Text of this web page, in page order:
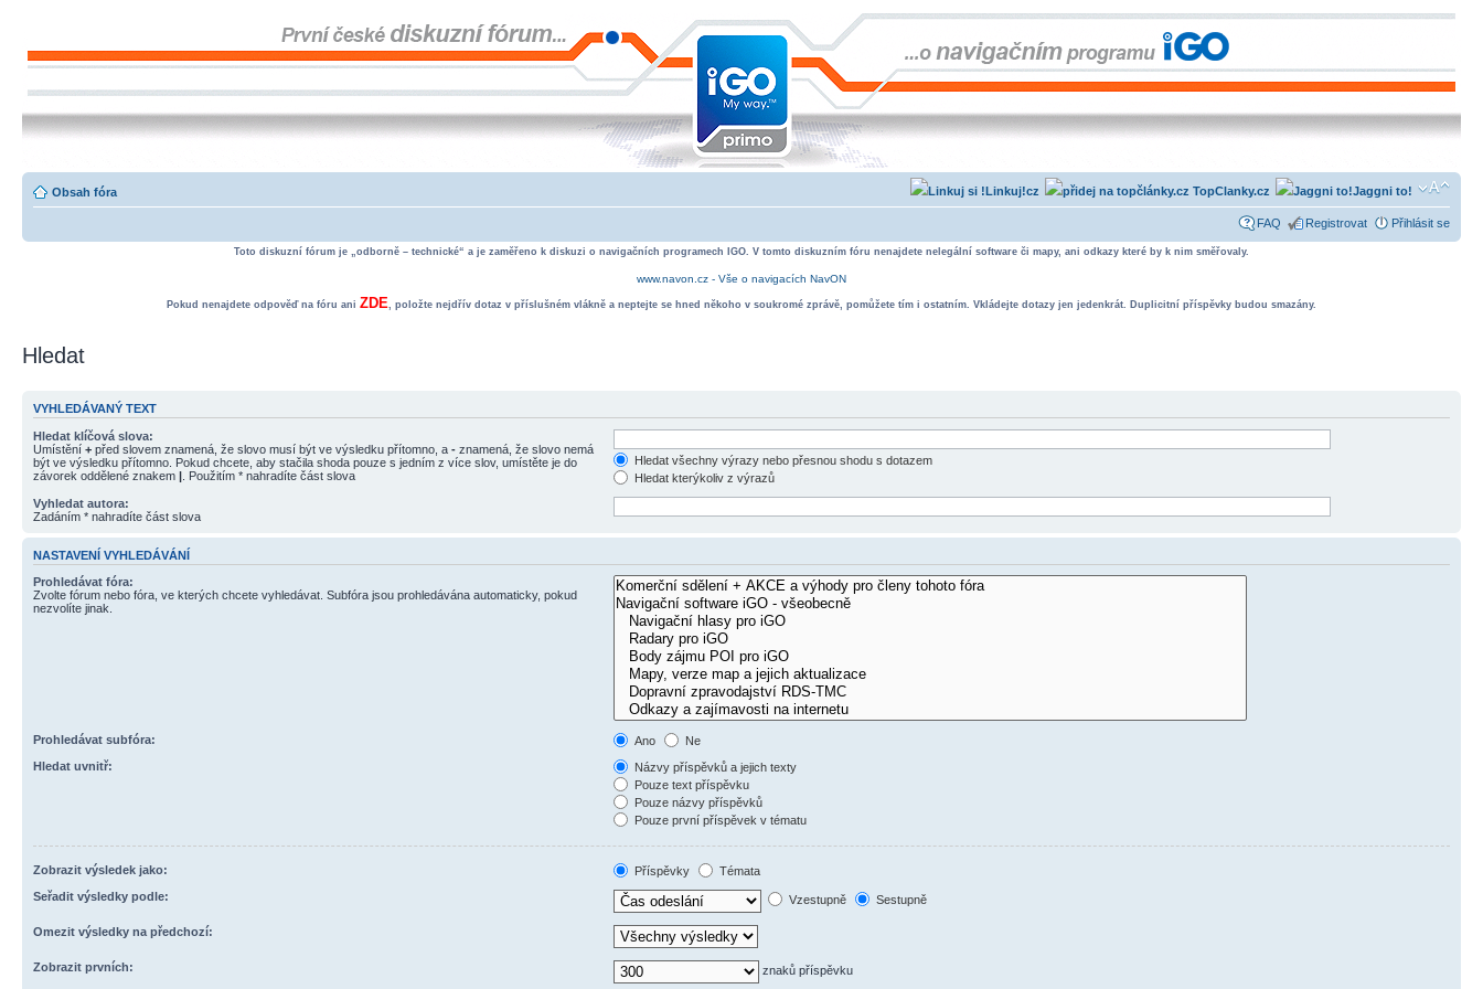
Obsah fóra Jaggni to!
TopClanky.cz
Linkuj!cz
FAQ Registrovat Přihlásit se
Toto diskuzní fórum je „odborně – technické“ a je zaměřeno k diskuzi o navigačních programech IGO. V tomto diskuzním fóru nenajdete nelegální software či mapy, ani odkazy které by k nim směřovaly.
www.navon.cz - Vše o navigacích NavON
Pokud nenajdete odpověď na fóru ani ZDE, položte nejdřív dotaz v příslušném vlákně a neptejte se hned někoho v soukromé zprávě, pomůžete tím i ostatním. Vkládejte dotazy jen jedenkrát. Duplicitní příspěvky budou smazány.
Hledat
VYHLEDÁVANÝ TEXT
Hledat klíčová slova:
Umístění + před slovem znamená, že slovo musí být ve výsledku přítomno, a - znamená, že slovo nemá
být ve výsledku přítomno. Pokud chcete, aby stačila shoda pouze s jedním z více slov, umístěte je do
závorek oddělené znakem | . Použitím * nahradíte část slova
Hledat všechny výrazy nebo přesnou shodu s dotazem
Hledat kterýkoliv z výrazů
Vyhledat autora:
Zadáním * nahradíte část slova
NASTAVENÍ VYHLEDÁVÁNÍ
Prohledávat fóra:
Zvolte fórum nebo fóra, ve kterých chcete vyhledávat. Subfóra jsou prohledávána automaticky, pokud
nezvolíte jinak.
Prohledávat subfóra: Ano
Ne
Hledat uvnitř:
Názvy příspěvků a jejich texty
Pouze text příspěvku
Pouze názvy příspěvků
Pouze první příspěvek v tématu
Zobrazit výsledek jako: Příspěvky
Témata
Seřadit výsledky podle:
Vzestupně Sestupně
Omezit výsledky na předchozí:
Zobrazit prvních: znaků příspěvku